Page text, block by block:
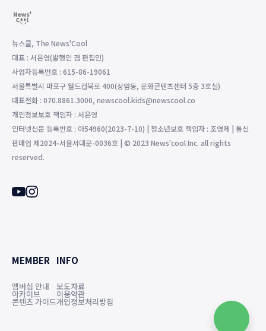
뉴스쿨, The News'Cool
대표 : 서은영(발행인 겸 편집인)
사업자등록번호 : 615-86-19061
서울특별시 마포구 월드컵북로 400(상암동, 문화콘텐츠센터 5층 3호실)
대표전화 : 070.8861.3000, newscool.kids@newscool.co
개인정보보호 책임자 : 서은영
인터넷신문 등록번호 : 아54960(2023-7-10) | 청소년보호 책임자 : 조영제 | 통신
판매업 제2024-서울서대문-0036호 | © 2023 News'cool Inc. all rights
reserved.
MEMBER
멤버십 안내
아카이브
콘텐츠 가이드
INFO
보도자료
이용약관
개인정보처리방침